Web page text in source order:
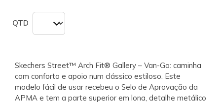
QTD
Skechers Street™ Arch Fit® Gallery – Van-Go: caminha
com conforto e apoio num clássico estiloso. Este
modelo fácil de usar recebeu o Selo de Aprovação da
APMA e tem a parte superior em lona, detalhe metálico